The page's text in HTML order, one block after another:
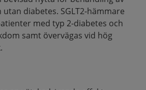
diabetes. SGLT2-hämmare
med typ 2-diabetes och
samt övervägas vid hög